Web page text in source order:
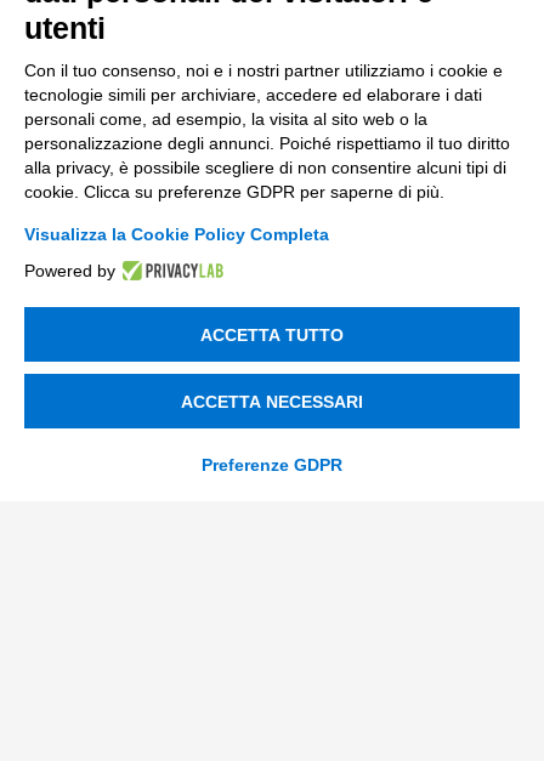
ESG
Nuovi Mercati
Innovazione di prodotto e processo
Digital Marketing
Data & BI
Trasformazione Digitale
Soluzioni Digitali
Smart Factory
utenti
Con il tuo consenso, noi e i nostri partner utilizziamo i cookie e
tecnologie simili per archiviare, accedere ed elaborare i dati
personali come, ad esempio, la visita al sito web o la
personalizzazione degli annunci. Poiché rispettiamo il tuo diritto
alla privacy, è possibile scegliere di non consentire alcuni tipi di
cookie. Clicca su preferenze GDPR per saperne di più.
Visualizza la Cookie Policy Completa
Powered by
ACCETTA TUTTO
ACCETTA NECESSARI
Preferenze GDPR